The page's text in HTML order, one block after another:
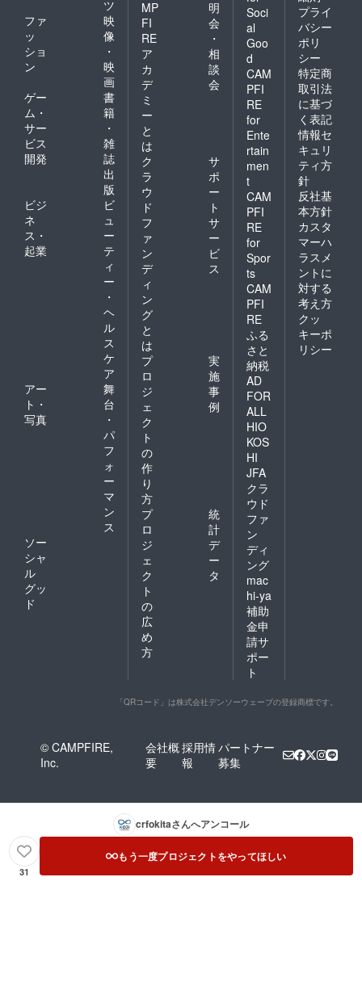
ツ
ファ
ッ
ショ
ン
映
像
・
映
画
ゲー
ム・
サー
ビス
開発
書
籍
・
雑
誌
出
版
ビジ
ネ
ス・
起業
ビ
ュ
ー
テ
ィ
ー
・
ヘ
ル
ス
ケ
ア
アー
ト・
写真
舞
台
・
パ
フ
ォ
ー
マ
ン
ス
ソー
シャ
ル
グッ
ド
MP
FI
RE
ア
カ
デ
ミ
ー
と
は
明
会
・
相
談
会
ク
ラ
ウ
ド
フ
ァ
ン
デ
ィ
ン
グ
と
は
サ
ポ
ー
ト
サ
ー
ビ
ス
プ
ロ
ジ
ェ
ク
ト
の
作
り
方
実
施
事
例
プ
ロ
ジ
ェ
ク
ト
の
広
め
方
統
計
デ
ー
タ
Soci
al
Goo
d
CAM
PFI
RE
for
Ente
rtain
men
t
CAM
PFI
RE
for
Spor
ts
CAM
PFI
RE
ふる
さと
納税
AD
FOR
ALL
HIO
KOS
HI
JFA
クラ
ウド
ファ
ン
ディ
ング
mac
hi-ya
補助
金申
請サ
ポー
ト
プライ
バシー
ポリ
シー
特定商
取引法
に基づ
く表記
情報セ
キュリ
ティ方
針
反社基
本方針
カスタ
マーハ
ラスメ
ントに
対する
考え方
クッ
キーポ
リシー
「QRコード」は株式会社デンソーウェーブの登録商標です。
© CAMPFIRE,
Inc.
会社概
要
採用情
報
パートナー
募集
crfokitaさんへアンコール
31
もう一度プロジェクトをやってほしい